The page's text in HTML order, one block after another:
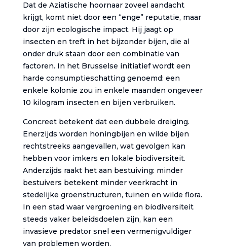
Dat de Aziatische hoornaar zoveel aandacht
krijgt, komt niet door een “enge” reputatie, maar
door zijn ecologische impact. Hij jaagt op
insecten en treft in het bijzonder bijen, die al
onder druk staan door een combinatie van
factoren. In het Brusselse initiatief wordt een
harde consumptieschatting genoemd: een
enkele kolonie zou in enkele maanden ongeveer
10 kilogram insecten en bijen verbruiken.
Concreet betekent dat een dubbele dreiging.
Enerzijds worden honingbijen en wilde bijen
rechtstreeks aangevallen, wat gevolgen kan
hebben voor imkers en lokale biodiversiteit.
Anderzijds raakt het aan bestuiving: minder
bestuivers betekent minder veerkracht in
stedelijke groenstructuren, tuinen en wilde flora.
In een stad waar vergroening en biodiversiteit
steeds vaker beleidsdoelen zijn, kan een
invasieve predator snel een vermenigvuldiger
van problemen worden.